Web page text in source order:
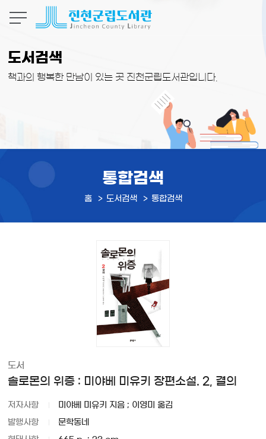
도서검색
책과의 행복한 만남이 있는 곳 진천군립도서관입니다.
통합검색
홈 도서검색 통합검색
도서
솔로몬의 위증 : 미야베 미유키 장편소설. 2, 결의
저자사항 미야베 미유키 지음 ; 이영미 옮김
발행사항 문학동네